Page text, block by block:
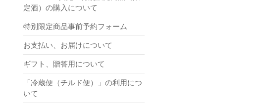
定酒）の購入について
特別限定商品事前予約フォーム
お支払い、お届けについて
ギフト、贈答用について
「冷蔵便（チルド便）」の利用につ
いて